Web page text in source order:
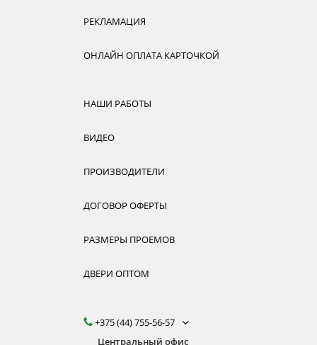
РЕКЛАМАЦИЯ
ОНЛАЙН ОПЛАТА КАРТОЧКОЙ
НАШИ РАБОТЫ
ВИДЕО
ПРОИЗВОДИТЕЛИ
ДОГОВОР ОФЕРТЫ
РАЗМЕРЫ ПРОЕМОВ
ДВЕРИ ОПТОМ
+375 (44) 755-56-57
Центральный офис